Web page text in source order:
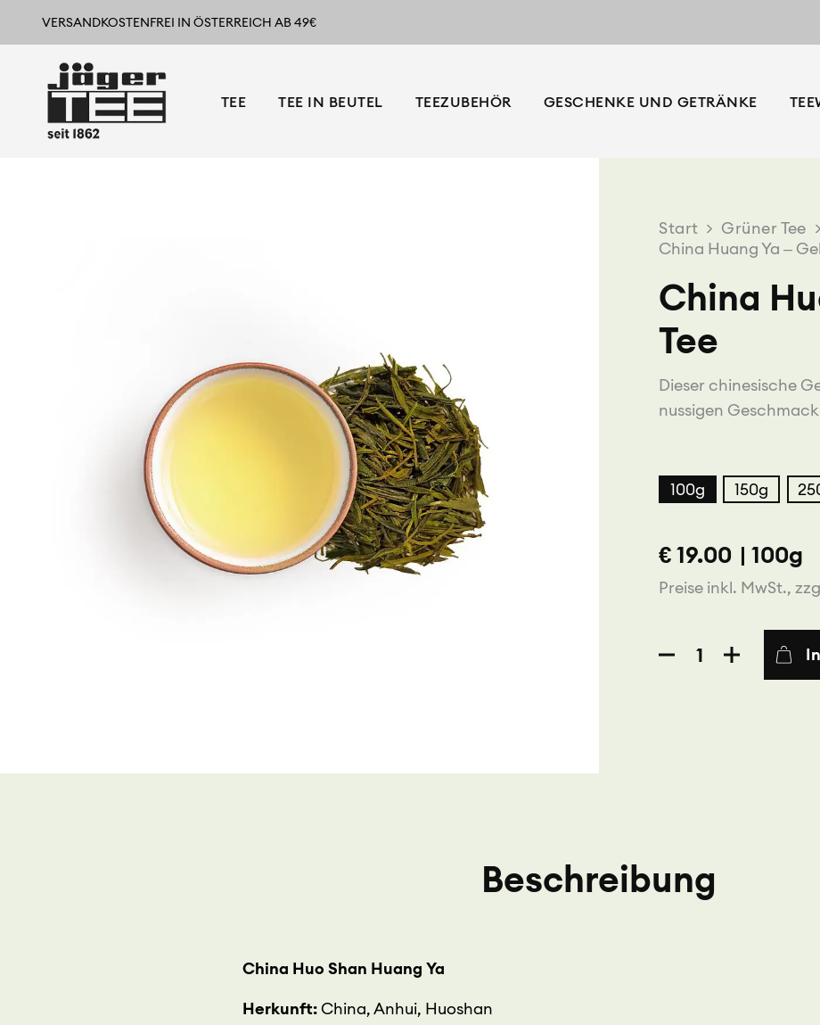
VERSANDKOSTENFREI IN ÖSTERREICH AB 49€
TEE TEE IN BEUTEL TEEZUBEHÖR GESCHENKE UND GETRÄNKE
Start > Grüner Tee >
China Huang Ya –
China
Tee
Dieser chinesische
nussigen
100g 150g
€19.00 | 100g
Preise inkl. MwSt.,
Huang
Beschreibung
China Huo Shan Huang Ya
Herkunft:China, Anhui, Huoshan